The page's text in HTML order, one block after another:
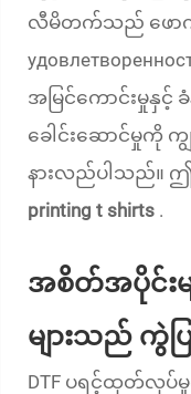
လီမိတက်သည် ဖော
အမြင်ကောင်းမှုနှင့်
ခေါင်းဆောင်မှုကို က
နားလည်ပါသည်။
printing t shirts .
အစိတ်အပိုင်းမ
များသည် ကွဲပ
DTF ပရင့်ထုတ်လုပ်